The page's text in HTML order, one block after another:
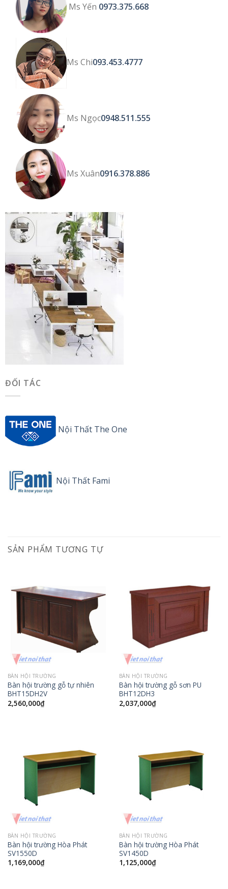
Ms Yến 0973.375.668
Ms Chi093.453.4777
Ms Ngọc0948.511.555
Ms Xuân0916.378.886
ĐỐI TÁC
Nội Thất The One
Nội Thất Fami
SẢN PHẨM TƯƠNG TỰ
BÀN HỘI TRƯỜNG
Bàn hội trường gỗ tự nhiên
BHT15DH2V
2,560,000₫
BÀN HỘI TRƯỜNG
Bàn hội trường gỗ sơn PU
BHT12DH3
2,037,000₫
BÀN HỘI TRƯỜNG
Bàn hội trường Hòa Phát
SV1550D
1,169,000₫
BÀN HỘI TRƯỜNG
Bàn hội trường Hòa Phát
SV1450D
1,125,000₫